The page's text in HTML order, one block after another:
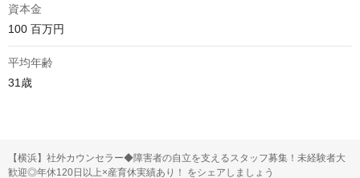
資本金
100 百万円
平均年齢
31歳
【横浜】社外カウンセラー◆障害者の自立を支えるスタッフ募集！未経験者大
歓迎◎年休120日以上×産育休実績あり！ をシェアしましょう